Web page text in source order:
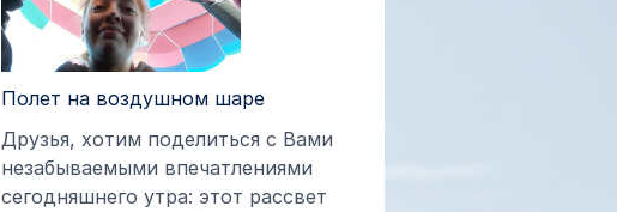
Полет на воздушном шаре
Друзья, хотим поделиться с Вами
незабываемыми впечатлениями
сегодняшнего утра: этот рассвет